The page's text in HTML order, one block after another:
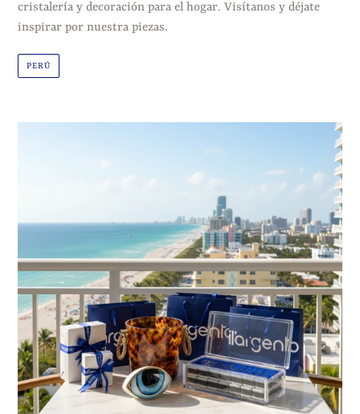
cristalería y decoración para el hogar. Visítanos y déjate
inspirar por nuestra piezas.
PERÚ